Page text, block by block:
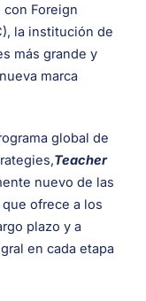
Foreign
la institución de
más grande y
marca
global de
Teacher
nuevo de las
ofrece a los
plazo y a
en cada etapa